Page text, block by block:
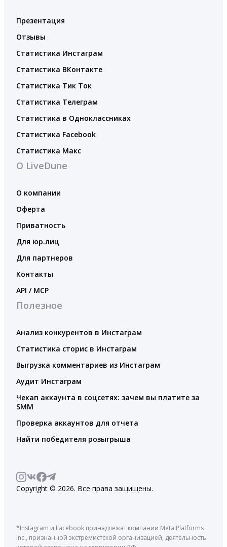
Презентация
Отзывы
Статистика Инстаграм
Статистика ВКонтакте
Статистика Тик Ток
Статистика Телеграм
Статистика в Одноклассниках
Статистика Facebook
Статистика Макс
О LiveDune
О компании
Оферта
Приватность
Для юр.лиц
Для партнеров
Контакты
API / MCP
Полезное
Анализ конкурентов в Инстаграм
Статистика сторис в Инстаграм
Выгрузка комментариев из Инстаграм
Аудит Инстаграм
Чекап аккаунта в соцсетях: зачем вы платите за
SMM
Проверка аккаунтов для отчета
Найти победителя розыгрыша
Copyright © 2026. Все права защищены.
*Instagram и Facebook принадлежат компании Meta Platforms
Inc., признанной экстремистской организацией, деятельность